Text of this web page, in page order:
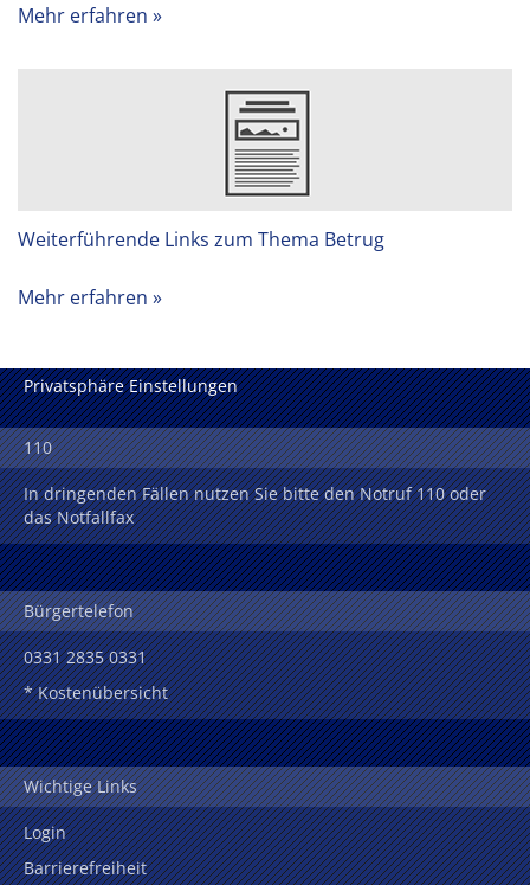
Mehr erfahren
Weiterführende Links zum Thema Betrug
Mehr erfahren
Privatsphäre Einstellungen
110
In dringenden Fällen nutzen Sie bitte den Notruf 110 oder
das Notfallfax
Bürgertelefon
0331 2835 0331
* Kostenübersicht
Wichtige Links
Login
Barrierefreiheit